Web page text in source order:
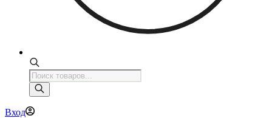
Поиск
товаров
Вход